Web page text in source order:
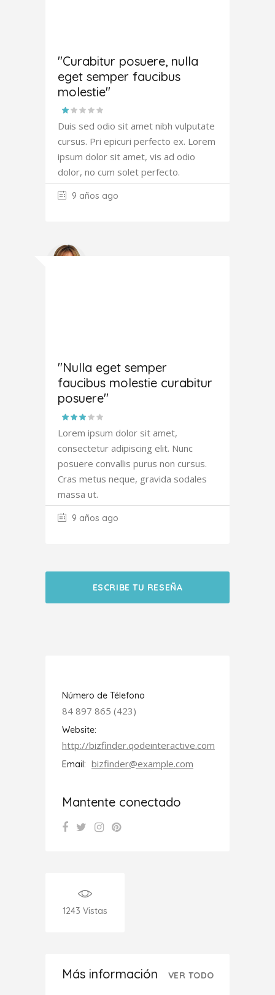
"Curabitur posuere, nulla
eget semper faucibus
molestie"
Duis sed odio sit amet nibh vulputate
cursus. Pri epicuri perfecto ex. Lorem
ipsum dolor sit amet, vis ad odio
dolor, no cum solet perfecto.
9 años ago
"Nulla eget semper
faucibus molestie curabitur
posuere"
Lorem ipsum dolor sit amet,
consectetur adipiscing elit. Nunc
posuere convallis purus non cursus.
Cras metus neque, gravida sodales
massa ut.
9 años ago
ESCRIBE TU RESEÑA
Número de Télefono
84 897 865 (423)
Website:
http://bizfinder.qodeinteractive.com
Email: bizfinder@example.com
Mantente conectado
1243 Vistas
Más información VER TODO